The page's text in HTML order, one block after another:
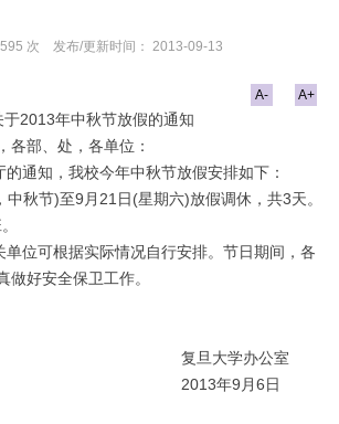
595 次 发布/更新时间： 2013-09-13
A+
A-
于2013年中秋节放假的通知
各部、处，各单位：
通知，我校今年中秋节放假安排如下：
中秋节)至9 月 21 日(星期六)放假调休，共3天。
单位可根据实际情况自行安排。节日期间，各
做好安全保卫工作。
复旦大学办公室
2013年9 月6日